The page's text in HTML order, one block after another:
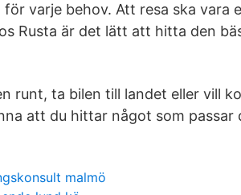
för varje behov. Att resa ska vara
Rusta är det lätt att hitta den
runt, ta bilen till landet eller vill
att du hittar något som passar
malmö